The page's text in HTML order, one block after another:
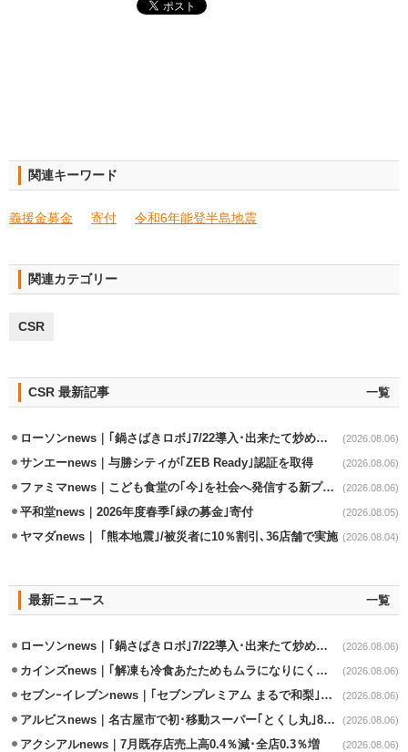
関連キーワード
義援金募金 寄付 令和6年能登半島地震
関連カテゴリー
CSR
CSR 最新記事 一覧
ローソンnews｜｢鍋さばきロボ｣7/22導入･出来たて炒めメニューを提供 (2026.08.06)
サンエーnews｜与勝シティが｢ZEB Ready｣認証を取得 (2026.08.06)
ファミマnews｜こども食堂の｢今｣を社会へ発信する新プロジェクト始動 (2026.08.06)
平和堂news｜2026年度春季｢緑の募金｣寄付 (2026.08.05)
ヤマダnews｜ ｢熊本地震｣/被災者に10％割引､36店舗で実施 (2026.08.04)
最新ニュース 一覧
ローソンnews｜｢鍋さばきロボ｣7/22導入･出来たて炒めメニューを提供 (2026.08.06)
カインズnews｜｢解凍も冷食あたためもムラになりにくいフラットレンジ｣発売 (2026.08.06)
セブンｰイレブンnews｜｢セブンプレミアム まるで和梨｣8/11から順次発売 (2026.08.06)
アルビスnews｜名古屋市で初･移動スーパー｢とくし丸｣8/4運行開始 (2026.08.06)
アクシアルnews｜7月既存店売上高0.4％減･全店0.3％増 (2026.08.06)